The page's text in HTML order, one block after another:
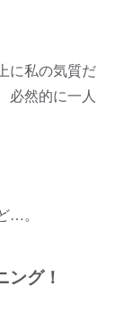
に私の気質だ
必然的に一人
…。
ング！